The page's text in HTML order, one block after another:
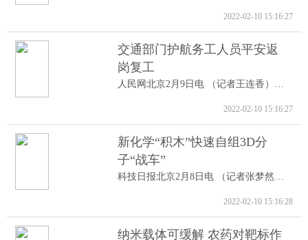
2022-02-10 15:16:27
交通部门护航务工人员平安返
岗复工
人民网北京2月9日电 （记者王连香）记者...
2022-02-10 15:16:27
新化学“积木”快速自组3D分
子“战车”
科技日报北京2月8日电 （记者张梦然）据...
2022-02-10 15:16:28
纳米载体可缓解 农药对靶标作